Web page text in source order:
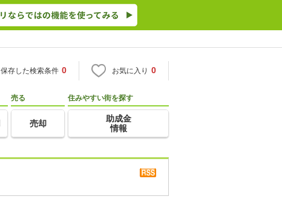
保存した検索条件 0 お気に入り 0
売る
売却
住みやすい街を探す
助成金
情報